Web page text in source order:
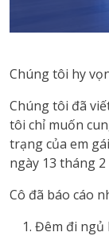
Chúng tôi hy
Chúng tôi đã
tôi chỉ muốn
trạng của em
ngày 13 tháng 2
Cô đã báo cáo
Đêm đi ngủ